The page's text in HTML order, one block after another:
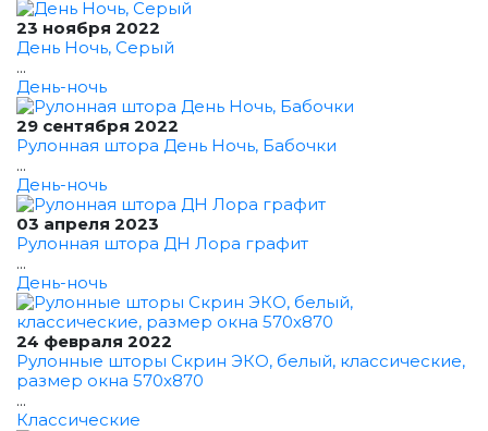
23 ноября 2022
День Ночь, Серый
...
День-ночь
29 сентября 2022
Рулонная штора День Ночь, Бабочки
...
День-ночь
03 апреля 2023
Рулонная штора ДН Лора графит
...
День-ночь
24 февраля 2022
Рулонные шторы Скрин ЭКО, белый, классические,
размер окна 570x870
...
Классические